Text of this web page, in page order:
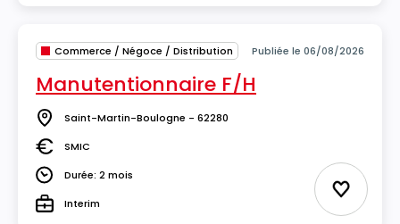
Commerce / Négoce / Distribution Publiée le 06/08/2026
Manutentionnaire F/H
Lieu Saint-Martin-Boulogne - 62280
Salaire
SMIC
DuréeDurée: 2 mois
TypeInterim Ajouter